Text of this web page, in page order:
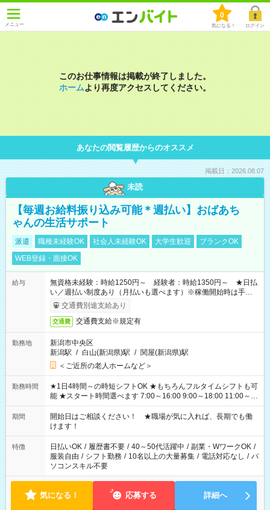
メニュー
0
気になる！ ログイン
このお仕事情報は掲載が終了しました。
ホームより再度アクセスしてください。
あなたの閲覧履歴からのオススメ
掲載日：2026.08.07
未読
【毎週お給料振り込み可能＊週払い】おばあち
ゃんの生活サポート
派遣 職種未経験OK 社会人未経験OK 大学生歓迎
ブランクOK
WEB登録・面接OK
給与
無資格未経験：時給1250円～ 経験者：時給1350円～ ★日払
い／週払い制度あり（月払いも選べます）※稼働開始時は手続き
完了次第のお支払いとなります。
交通費別途支給あり
交通費 交通費支給※規定有
勤務地
新潟市中央区
新潟駅 / 白山(新潟県)駅 / 関屋(新潟県)駅
＜ご近所の老人ホームなど＞
勤務時間
★1日4時間～の時短シフトOK ★もちろんフルタイムシフトも可
能 ★スタート時間選べます 7:00～16:00 9:00～18:00 11:00～
20:00 など 残業なし！ ※Wワークの場合、他のお仕事と合わせ
週40時間超の就業はご案内できません ※法令に基づき、週20時
間以上勤務は社会保険への加入対象となります ※労働者派遣法
（日雇い派遣の原則禁止）により、短時間・短期間の就業はご
案内が難しい場合があります
期間
開始日はご相談ください！ ★職場が気に入れば、長期でも働
けます！
特徴 日払いOK / 履歴書不要 / 40～50代活躍中 / 副業・WワークOK /
服装自由 / シフト勤務 / 10名以上の大量募集 / 電話対応なし / パ
ソコンスキル不要
気になる！ 応募する 詳細へ